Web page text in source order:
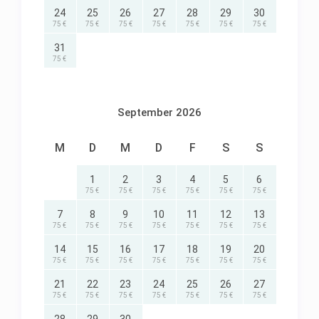
Zwei separate Schlafzimmer teilen sich auf in:
Ein Schlafzimmer mit Doppelbett, das zweite
Schlafzimmer mit zwei versetzten Betten
im Kinderzimmer finden Sie einige Bücher für
Auf der schönen, mit Lebensbäumchen
eingewachsenen Terrasse (ca. 16 m²) können Sie
Sonnenschein genießen.
Im Gartenhaus befindet sich ein Grill und ein
Wäscheständer
24
75 €
25
75 €
26
75 €
27
75 €
28
75 €
29
75 €
30
75 €
31
75 €
September 2026
M D M D F S S
1
75 €
2
75 €
3
75 €
4
75 €
5
75 €
6
75 €
7
75 €
8
75 €
9
75 €
10
75 €
11
75 €
12
75 €
13
75 €
14
75 €
15
75 €
16
75 €
17
75 €
18
75 €
19
75 €
20
75 €
21
75 €
22
75 €
23
75 €
24
75 €
25
75 €
26
75 €
27
75 €